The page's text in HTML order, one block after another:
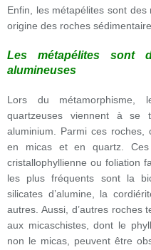
Enfin, les métapélites sont
origine des roches
Les métapélites sont
alumineuses
Lors du métamorphisme,
quartzeuses viennent à se
aluminium. Parmi ces roches,
en micas et en quartz. Ces
cristallophyllienne ou foliation
les plus fréquents sont la
silicates d’alumine, la
autres. Aussi, d’autres roches
aux micaschistes, dont le
non le micas, peuvent être